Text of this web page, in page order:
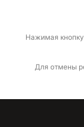
Нажимая
Для отмены